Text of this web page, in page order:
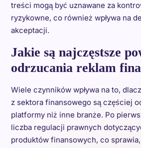
treści mogą być uznawane za
ryzykowne, co również wpływa na
akceptacji.
Jakie są najczęstsze
odrzucania reklam
Wiele czynników wpływa na to,
z sektora finansowego są częściej
platformy niż inne branże. Po
liczba regulacji prawnych
produktów finansowych, co